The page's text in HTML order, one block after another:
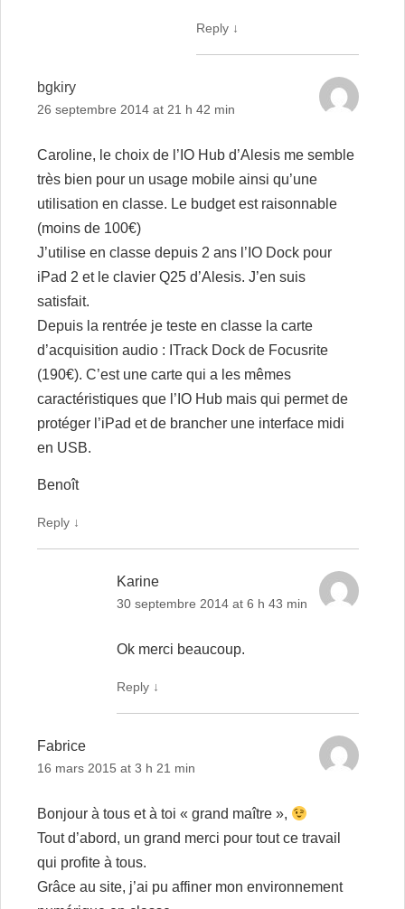
Reply ↓
bgkiry
26 septembre 2014 at 21 h 42 min
Caroline, le choix de l’IO Hub d’Alesis me semble
très bien pour un usage mobile ainsi qu’une
utilisation en classe. Le budget est raisonnable
(moins de 100€)
J’utilise en classe depuis 2 ans l’IO Dock pour
iPad 2 et le clavier Q25 d’Alesis. J’en suis
satisfait.
Depuis la rentrée je teste en classe la carte
d’acquisition audio : ITrack Dock de Focusrite
(190€). C’est une carte qui a les mêmes
caractéristiques que l’IO Hub mais qui permet de
protéger l’iPad et de brancher une interface midi
en USB.
Benoît
Reply ↓
Karine
30 septembre 2014 at 6 h 43 min
Ok merci beaucoup.
Reply ↓
Fabrice
16 mars 2015 at 3 h 21 min
Bonjour à tous et à toi « grand maître »,
Tout d’abord, un grand merci pour tout ce travail
qui profite à tous.
Grâce au site, j’ai pu affiner mon environnement